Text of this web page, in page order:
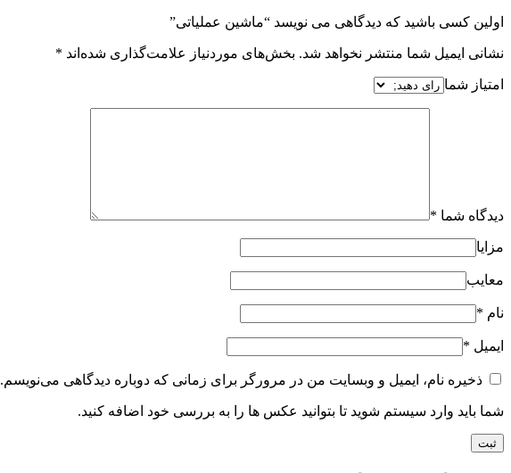
اولین کسی باشید که دیدگاهی می نویسد “ماشین عملیاتی”
نشانی ایمیل شما منتشر نخواهد شد. بخش‌های موردنیاز علامت‌گذاری شده‌اند *
امتیاز شما
دیدگاه شما *
مزایا
معایب
نام *
ایمیل *
ذخیره نام، ایمیل و وبسایت من در مرورگر برای زمانی که دوباره دیدگاهی می‌نویسم.
شما باید وارد سیستم شوید تا بتوانید عکس ها را به بررسی خود اضافه کنید.